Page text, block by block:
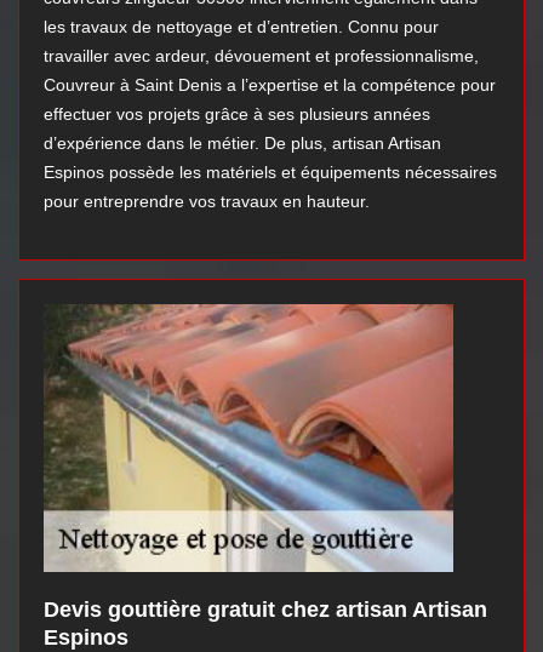
les travaux de nettoyage et d’entretien. Connu pour
travailler avec ardeur, dévouement et professionnalisme,
Couvreur à Saint Denis a l’expertise et la compétence pour
effectuer vos projets grâce à ses plusieurs années
d’expérience dans le métier. De plus, artisan Artisan
Espinos possède les matériels et équipements nécessaires
pour entreprendre vos travaux en hauteur.
Devis gouttière gratuit chez artisan Artisan
Espinos